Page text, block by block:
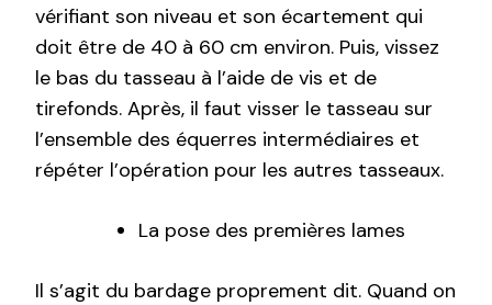
vérifiant son niveau et son écartement qui
doit être de 40 à 60 cm environ. Puis, vissez
le bas du tasseau à l’aide de vis et de
tirefonds. Après, il faut visser le tasseau sur
l’ensemble des équerres intermédiaires et
répéter l’opération pour les autres tasseaux.
La pose des premières lames
Il s’agit du bardage proprement dit. Quand on